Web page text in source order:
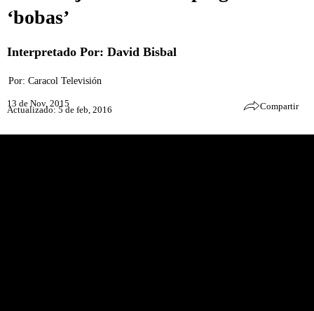
‘bobas’
Interpretado Por: David Bisbal
Por: Caracol Televisión
13 de Nov, 2015
Actualizado: 5 de feb, 2016 Compartir